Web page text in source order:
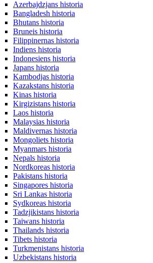
Azerbajdzjans historia
Bangladesh historia
Bhutans historia
Bruneis historia
Filippinernas historia
Indiens historia
Indonesiens historia
Japans historia
Kambodjas historia
Kazakstans historia
Kinas historia
Kirgizistans historia
Laos historia
Malaysias historia
Maldivernas historia
Mongoliets historia
Myanmars historia
Nepals historia
Nordkoreas historia
Pakistans historia
Singapores historia
Sri Lankas historia
Sydkoreas historia
Tadzjikistans historia
Taiwans historia
Thailands historia
Tibets historia
Turkmenistans historia
Uzbekistans historia